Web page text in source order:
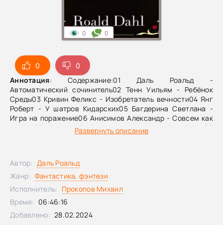
0
0
Аннотация: Содержание:01 Даль Роальд -
Автоматический сочинитель02 Тенн Уильям - Ребёнок
Среды03 Кривин Феликс - Изобретатель вечности04 Янг
Роберт - У шатров Кидарских05 Багдерина Светлана -
Игра на поражение06 Анисимов Александр - Совсем как
лебедь07 Максим В. Глазунов - Идеальный ребенок08
Григоров Алексей - Берег отчаяния09 Семёнов Семён -
Развернуть описание
0 0
Автор: Даль Роальд
Жанр: Фантастика, фэнтези
Исполнитель: Прокопов Михаил
Время: 06:46:16
Добавлено: 28.02.2024